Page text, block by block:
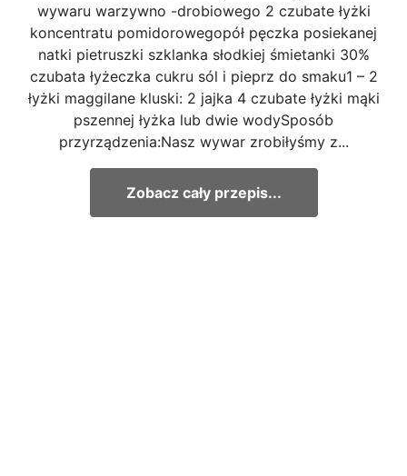
wywaru warzywno -drobiowego 2 czubate łyżki
koncentratu pomidorowegopół pęczka posiekanej
natki pietruszki szklanka słodkiej śmietanki 30%
czubata łyżeczka cukru sól i pieprz do smaku1 – 2
łyżki maggilane kluski: 2 jajka 4 czubate łyżki mąki
pszennej łyżka lub dwie wodySposób
przyrządzenia:Nasz wywar zrobiłyśmy z...
Zobacz cały przepis...